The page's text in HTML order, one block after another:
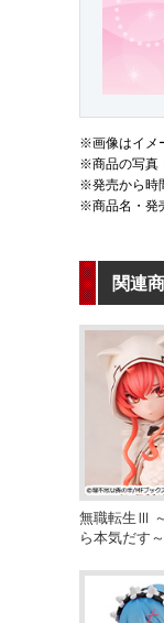
※画像はイメ
※商品の写真
※発売から時
※商品名・発
関連
無職転生Ⅲ
ら本気だす